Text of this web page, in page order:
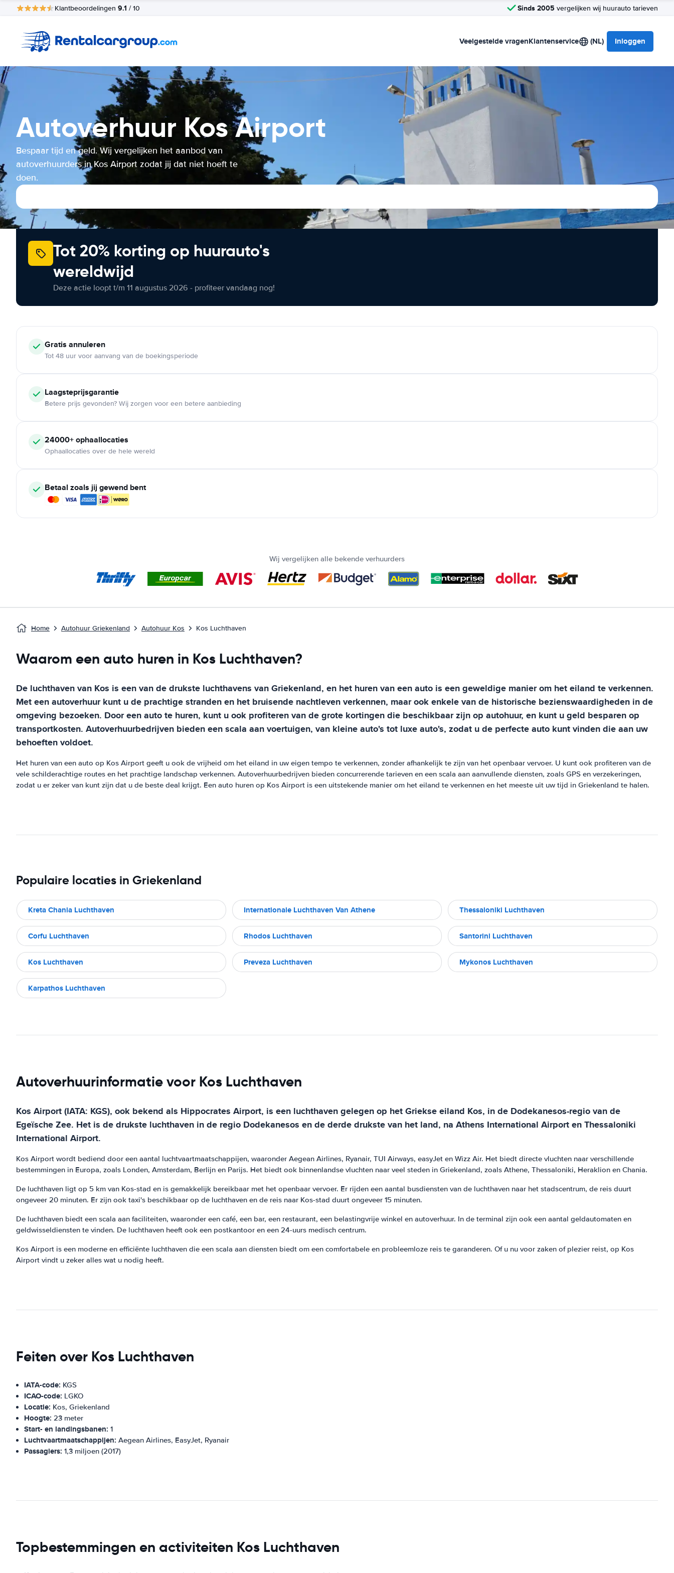
Klantbeoordelingen 9.1 / 10 Sinds 2005 vergelijken wij huurauto tarieven
Veelgestelde vragenKlantenservice (NL) Inloggen
Autoverhuur Kos Airport
Bespaar tijd en geld. Wij vergelijken het aanbod van
autoverhuurders in Kos Airport zodat jij dat niet hoeft te
doen.
Tot 20% korting op huurauto's
wereldwijd
Deze actie loopt t/m 11 augustus 2026 - profiteer vandaag nog!
Gratis annuleren
Tot 48 uur voor aanvang van de boekingsperiode
Laagsteprijsgarantie
Betere prijs gevonden? Wij zorgen voor een betere aanbieding
24000+ ophaallocaties
Ophaallocaties over de hele wereld
Betaal zoals jij gewend bent
Wij vergelijken alle bekende verhuurders
Home Autohuur Griekenland Autohuur Kos Kos Luchthaven
Waarom een auto huren in Kos Luchthaven?
De luchthaven van Kos is een van de drukste luchthavens van Griekenland, en het huren van een auto is een geweldige manier om het eiland te verkennen.
Met een autoverhuur kunt u de prachtige stranden en het bruisende nachtleven verkennen, maar ook enkele van de historische bezienswaardigheden in de
omgeving bezoeken. Door een auto te huren, kunt u ook profiteren van de grote kortingen die beschikbaar zijn op autohuur, en kunt u geld besparen op
transportkosten. Autoverhuurbedrijven bieden een scala aan voertuigen, van kleine auto's tot luxe auto's, zodat u de perfecte auto kunt vinden die aan uw
behoeften voldoet.
Het huren van een auto op Kos Airport geeft u ook de vrijheid om het eiland in uw eigen tempo te verkennen, zonder afhankelijk te zijn van het openbaar vervoer. U kunt ook profiteren van de
vele schilderachtige routes en het prachtige landschap verkennen. Autoverhuurbedrijven bieden concurrerende tarieven en een scala aan aanvullende diensten, zoals GPS en verzekeringen,
zodat u er zeker van kunt zijn dat u de beste deal krijgt. Een auto huren op Kos Airport is een uitstekende manier om het eiland te verkennen en het meeste uit uw tijd in Griekenland te halen.
Populaire locaties in Griekenland
Kreta Chania Luchthaven Internationale Luchthaven Van Athene Thessaloniki Luchthaven
Corfu Luchthaven Rhodos Luchthaven Santorini Luchthaven
Kos Luchthaven Preveza Luchthaven Mykonos Luchthaven
Karpathos Luchthaven
Autoverhuurinformatie voor Kos Luchthaven
Kos Airport (IATA: KGS), ook bekend als Hippocrates Airport, is een luchthaven gelegen op het Griekse eiland Kos, in de Dodekanesos-regio van de
Egeïsche Zee. Het is de drukste luchthaven in de regio Dodekanesos en de derde drukste van het land, na Athens International Airport en Thessaloniki
International Airport.
Kos Airport wordt bediend door een aantal luchtvaartmaatschappijen, waaronder Aegean Airlines, Ryanair, TUI Airways, easyJet en Wizz Air. Het biedt directe vluchten naar verschillende
bestemmingen in Europa, zoals Londen, Amsterdam, Berlijn en Parijs. Het biedt ook binnenlandse vluchten naar veel steden in Griekenland, zoals Athene, Thessaloniki, Heraklion en Chania.
De luchthaven ligt op 5 km van Kos-stad en is gemakkelijk bereikbaar met het openbaar vervoer. Er rijden een aantal busdiensten van de luchthaven naar het stadscentrum, de reis duurt
ongeveer 20 minuten. Er zijn ook taxi's beschikbaar op de luchthaven en de reis naar Kos-stad duurt ongeveer 15 minuten.
De luchthaven biedt een scala aan faciliteiten, waaronder een café, een bar, een restaurant, een belastingvrije winkel en autoverhuur. In de terminal zijn ook een aantal geldautomaten en
geldwisseldiensten te vinden. De luchthaven heeft ook een postkantoor en een 24-uurs medisch centrum.
Kos Airport is een moderne en efficiënte luchthaven die een scala aan diensten biedt om een ​​comfortabele en probleemloze reis te garanderen. Of u nu voor zaken of plezier reist, op Kos
Airport vindt u zeker alles wat u nodig heeft.
Feiten over Kos Luchthaven
IATA-code: KGS
ICAO-code: LGKO
Locatie: Kos, Griekenland
Hoogte: 23 meter
Start- en landingsbanen: 1
Luchtvaartmaatschappijen: Aegean Airlines, EasyJet, Ryanair
Passagiers: 1,3 miljoen (2017)
Topbestemmingen en activiteiten Kos Luchthaven